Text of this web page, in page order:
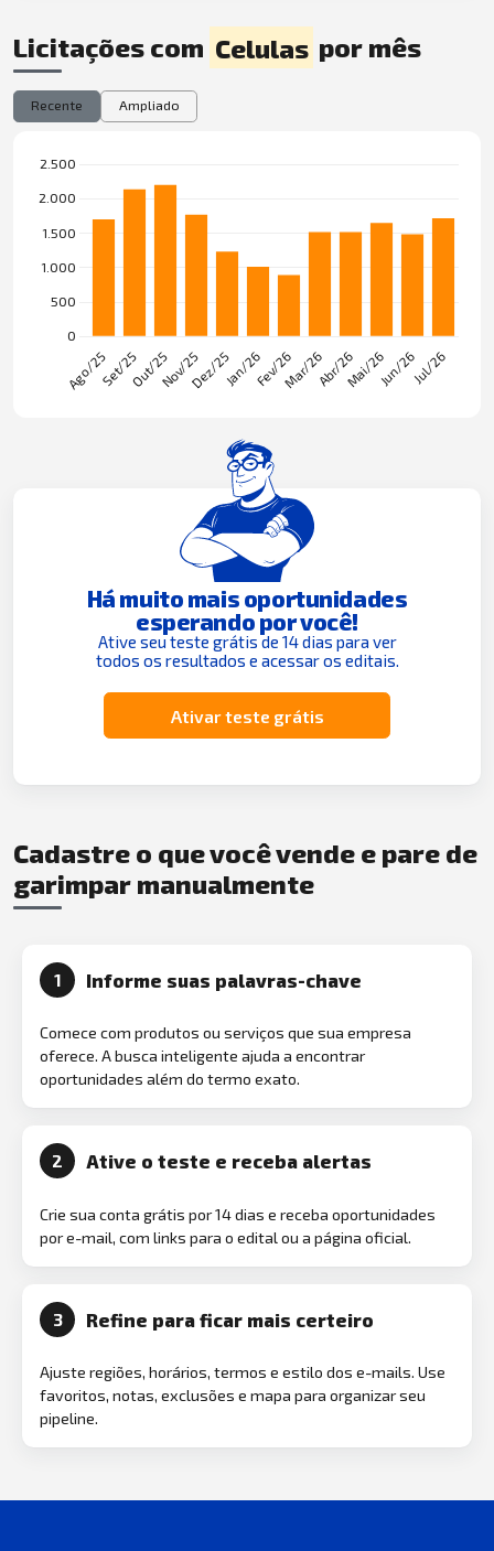
Licitações com Celulas por mês
Recente Ampliado
Há muito mais oportunidades
esperando por você!
Ative seu teste grátis de 14 dias para ver
todos os resultados e acessar os editais.
Ativar teste grátis
Cadastre o que você vende e pare de
garimpar manualmente
1 Informe suas palavras-chave
Comece com produtos ou serviços que sua empresa
oferece. A busca inteligente ajuda a encontrar
oportunidades além do termo exato.
2 Ative o teste e receba alertas
Crie sua conta grátis por 14 dias e receba oportunidades
por e-mail, com links para o edital ou a página oficial.
3 Refine para ficar mais certeiro
Ajuste regiões, horários, termos e estilo dos e-mails. Use
favoritos, notas, exclusões e mapa para organizar seu
pipeline.